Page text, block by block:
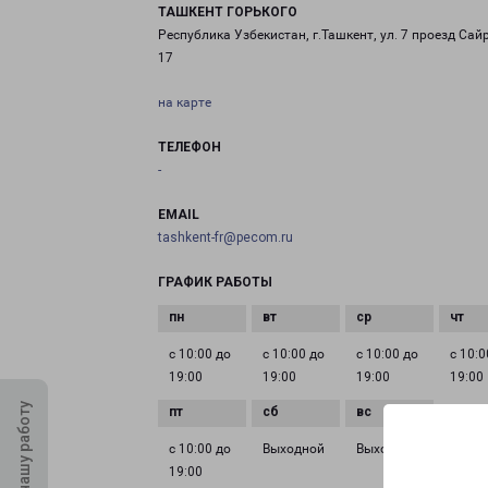
ТАШКЕНТ ГОРЬКОГО
Республика Узбекистан, г.Ташкент, ул. 7 проезд
17
на карте
ТЕЛЕФОН
-
EMAIL
tashkent-fr@pecom.ru
ГРАФИК РАБОТЫ
с 10:00 до
19:00
с 10:00 до
19:00
с 10:00 до
19:00
с
19:00
с 10:00 до
19:00
Выходной Выходной